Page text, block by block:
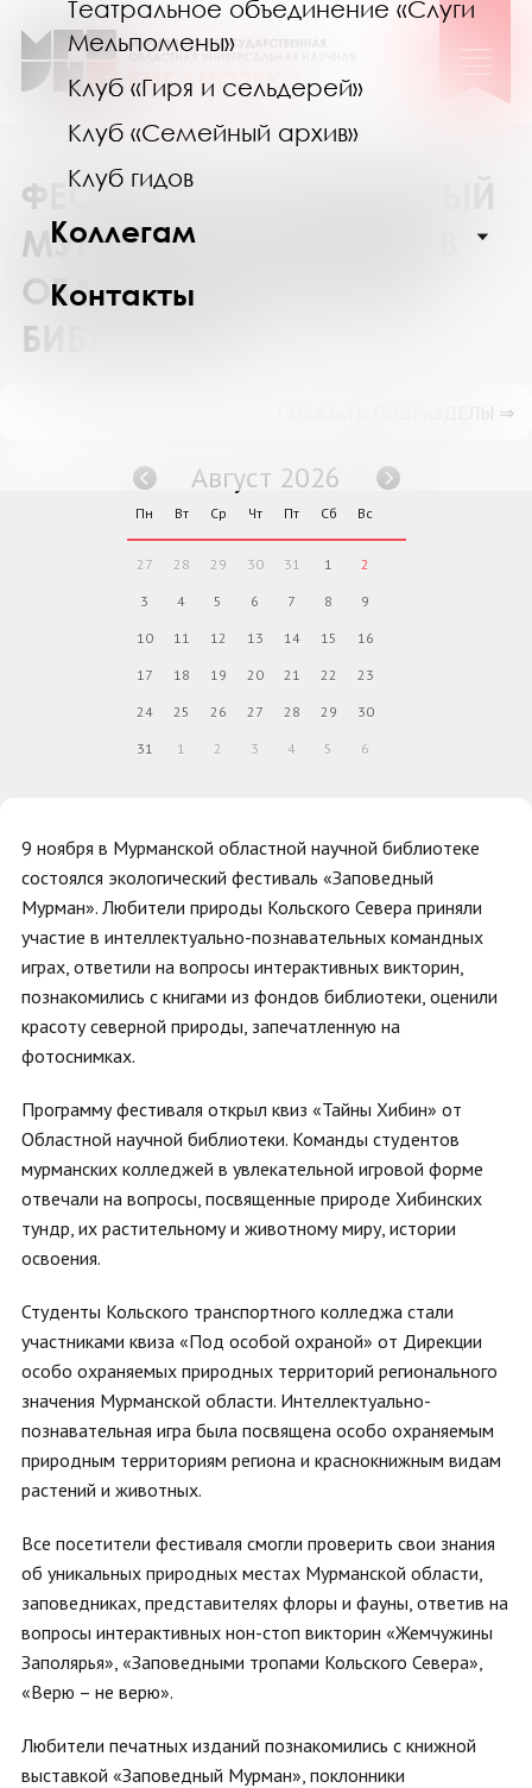
Театральное объединение «Слуги
Мельпомены»
Клуб «Гиря и сельдерей»
Клуб «Семейный архив»
Клуб гидов
Коллегам
Контакты
ФЕСТИВАЛЬ «ЗАПОВЕДНЫЙ
МУРМАН» СОСТОЯЛСЯ В
ОБЛАСТНОЙ НАУЧНОЙ
БИБЛИОТЕКЕ
9 ноября в Мурманской областной научной библиотеке
состоялся экологический фестиваль «Заповедный
Мурман». Любители природы Кольского Севера приняли
участие в интеллектуально-познавательных командных
играх, ответили на вопросы интерактивных викторин,
познакомились с книгами из фондов библиотеки, оценили
красоту северной природы, запечатленную на
фотоснимках.
Программу фестиваля открыл квиз «Тайны Хибин» от
Областной научной библиотеки. Команды студентов
мурманских колледжей в увлекательной игровой форме
отвечали на вопросы, посвященные природе Хибинских
тундр, их растительному и животному миру, истории
освоения.
Студенты Кольского транспортного колледжа стали
участниками квиза «Под особой охраной» от Дирекции
особо охраняемых природных территорий регионального
значения Мурманской области. Интеллектуально-
познавательная игра была посвящена особо охраняемым
природным территориям региона и краснокнижным видам
растений и животных.
Все посетители фестиваля смогли проверить свои знания
об уникальных природных местах Мурманской области,
заповедниках, представителях флоры и фауны, ответив на
вопросы интерактивных нон-стоп викторин «Жемчужины
Заполярья», «Заповедными тропами Кольского Севера»,
«Верю – не верю».
Любители печатных изданий познакомились с книжной
выставкой «Заповедный Мурман», поклонники
ПОКАЗАТЬ ПОДРАЗДЕЛЫ ⇒
Август 2026
Пн Вт Ср Чт Пт Сб Вс
27 28 29 30 31 1 2
3 4 5 6 7 8 9
10 11 12 13 14 15 16
17 18 19 20 21 22 23
24 25 26 27 28 29 30
31 1 2 3 4 5 6